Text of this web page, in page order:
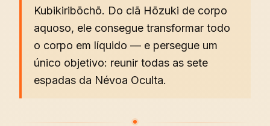
Kubikiribōchō. Do clã Hōzuki de corpo
aquoso, ele consegue transformar todo
o corpo em líquido — e persegue um
único objetivo: reunir todas as sete
espadas da Névoa Oculta.